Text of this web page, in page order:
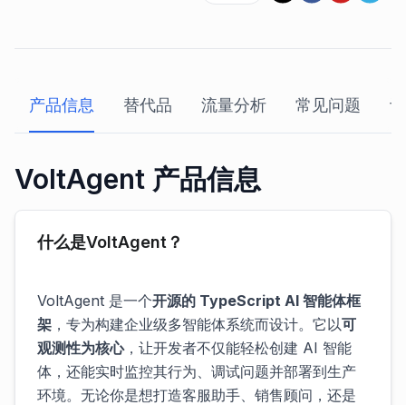
产品信息 替代品 流量分析 常见问题
VoltAgent 产品信息
什么是VoltAgent？
VoltAgent 是一个开源的 TypeScript AI 智能体框
架 ，专为构建企业级多智能体系统而设计。它以可
观测性为核心，让开发者不仅能轻松创建 AI 智能
体，还能实时监控其行为、调试问题并部署到生产
环境。无论你是想打造客服助手、销售顾问，还是